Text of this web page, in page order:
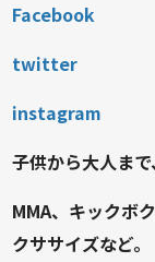
Facebook
twitter
instagram
子供から大人ま
MMA、キックボ
クササイズなど。